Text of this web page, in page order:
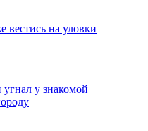
вестись на уловки
у знакомой